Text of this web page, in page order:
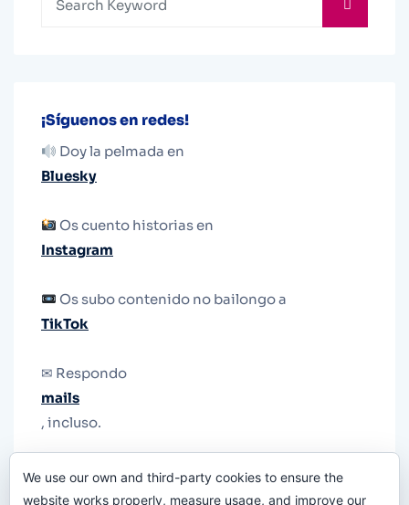
¡Síguenos en redes!
Doy la pelmada en
Bluesky
Os cuento historias en
Instagram
Os subo contenido no bailongo a
TikTok
✉ Respondo
mails
, incluso.
le quiten el teléfono.
We use our own and third-party cookies to ensure the
website works properly, measure usage, and improve our